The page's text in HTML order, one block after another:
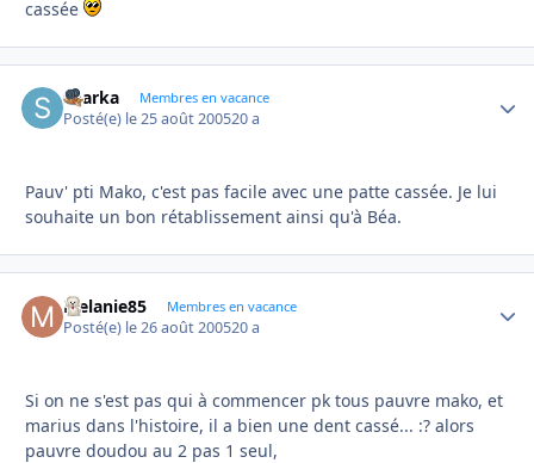
cassée
sharka Membres en vacance
Posté(e) le 25 août 200520 a
Pauv' pti Mako, c'est pas facile avec une patte cassée. Je lui
souhaite un bon rétablissement ainsi qu'à Béa.
Melanie85 Membres en vacance
Posté(e) le 26 août 200520 a
Si on ne s'est pas qui à commencer pk tous pauvre mako, et
marius dans l'histoire, il a bien une dent cassé... :? alors
pauvre doudou au 2 pas 1 seul,